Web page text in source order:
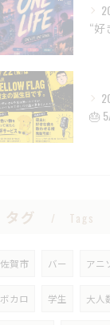
🎂
タグ Tags
佐賀市 バー アニ
ボカロ 学生 大人